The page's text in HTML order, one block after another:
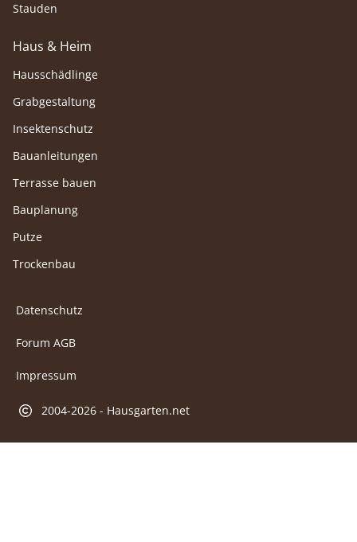
Stauden
Haus & Heim
Hausschädlinge
Grabgestaltung
Insektenschutz
Bauanleitungen
Terrasse bauen
Bauplanung
Putze
Trockenbau
Datenschutz
Forum AGB
Impressum
2004-2026 - Hausgarten.net